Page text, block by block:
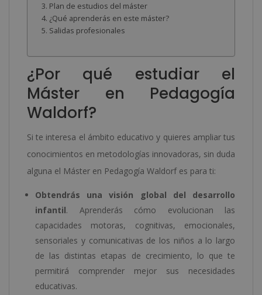
Plan de estudios del máster
¿Qué aprenderás en este máster?
Salidas profesionales
¿Por qué estudiar el
Máster en Pedagogía
Waldorf?
Si te interesa el ámbito educativo y quieres ampliar tus
conocimientos en metodologías innovadoras, sin duda
alguna el Máster en Pedagogía Waldorf es para ti:
Obtendrás una visión global del desarrollo
infantil. Aprenderás cómo evolucionan las
capacidades motoras, cognitivas, emocionales,
sensoriales y comunicativas de los niños a lo largo
de las distintas etapas de crecimiento, lo que te
permitirá comprender mejor sus necesidades
educativas.